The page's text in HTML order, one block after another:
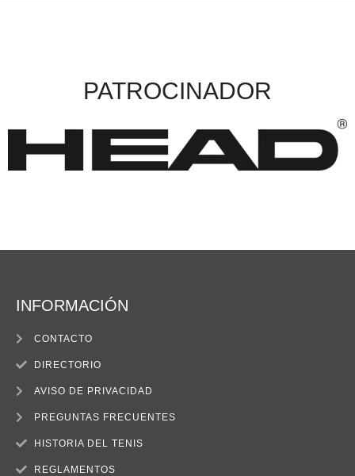
PATROCINADOR
INFORMACIÓN
CONTACTO
DIRECTORIO
AVISO DE PRIVACIDAD
PREGUNTAS FRECUENTES
HISTORIA DEL TENIS
REGLAMENTOS